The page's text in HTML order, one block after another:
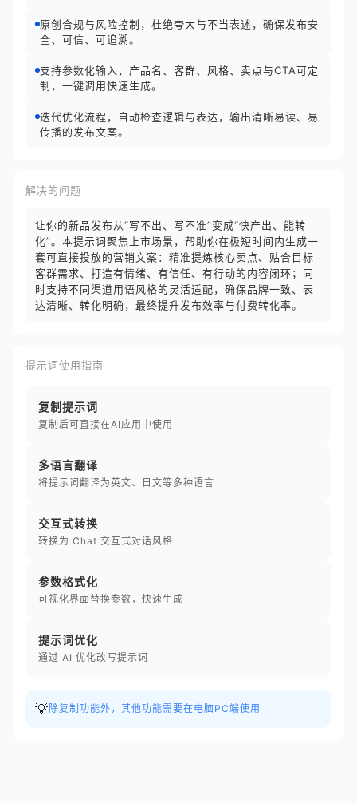
原创合规与风险控制，杜绝夸大与不当表述，确保发布安
全、可信、可追溯。
支持参数化输入，产品名、客群、风格、卖点与CTA可定
制，一键调用快速生成。
迭代优化流程，自动检查逻辑与表达，输出清晰易读、易
传播的发布文案。
解决的问题
让你的新品发布从“写不出、写不准”变成“快产出、能转
化”。本提示词聚焦上市场景，帮助你在极短时间内生成一
套可直接投放的营销文案：精准提炼核心卖点、贴合目标
客群需求、打造有情绪、有信任、有行动的内容闭环；同
时支持不同渠道用语风格的灵活适配，确保品牌一致、表
达清晰、转化明确，最终提升发布效率与付费转化率。
提示词使用指南
复制提示词
复制后可直接在AI应用中使用
多语言翻译
将提示词翻译为英文、日文等多种语言
交互式转换
转换为 Chat 交互式对话风格
参数格式化
可视化界面替换参数，快速生成
提示词优化
通过 AI 优化改写提示词
💡 除复制功能外，其他功能需要在电脑PC端使用